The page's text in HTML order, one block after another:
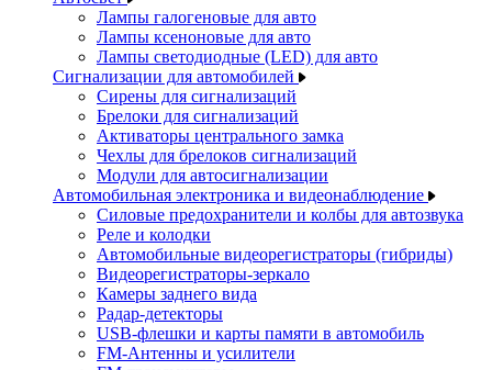
Лампы галогеновые для авто
Лампы ксеноновые для авто
Лампы светодиодные (LED) для авто
Сигнализации для автомобилей
Сирены для сигнализаций
Брелоки для сигнализаций
Активаторы центрального замка
Чехлы для брелоков сигнализаций
Модули для автосигнализации
Автомобильная электроника и видеонаблюдение
Силовые предохранители и колбы для автозвука
Реле и колодки
Автомобильные видеорегистраторы (гибриды)
Видеорегистраторы-зеркало
Камеры заднего вида
Радар-детекторы
USB-флешки и карты памяти в автомобиль
FM-Антенны и усилители